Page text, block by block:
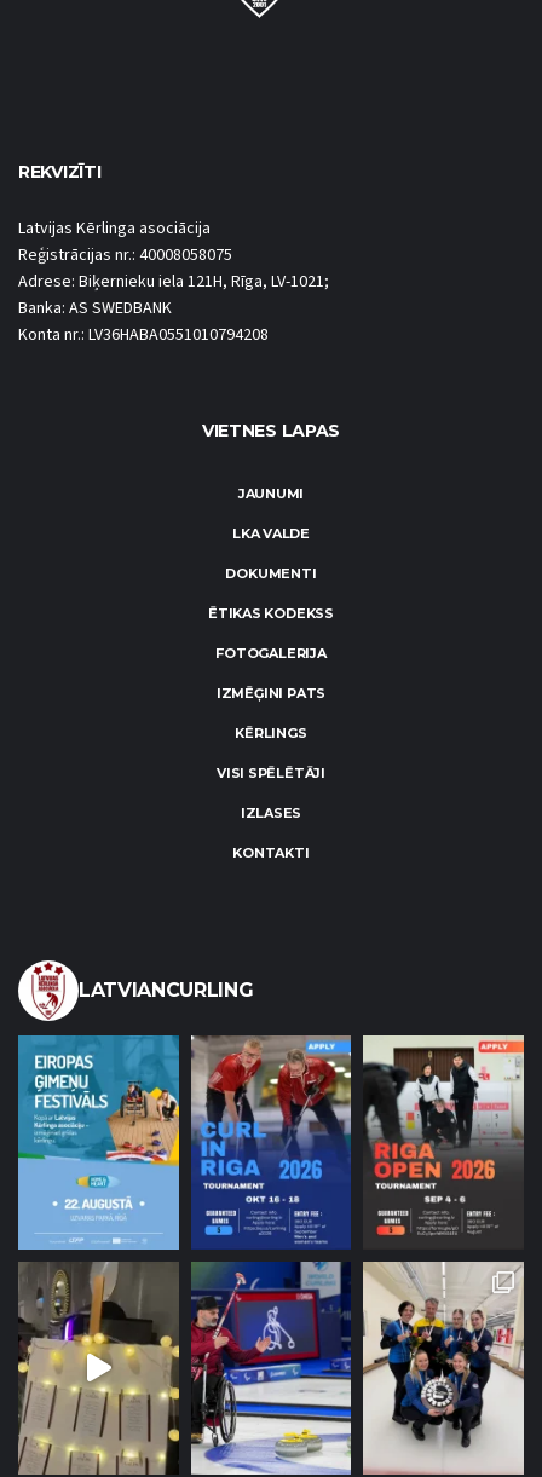
REKVIZĪTI
Latvijas Kērlinga asociācija
Reģistrācijas nr.: 40008058075
Adrese: Biķernieku iela 121H, Rīga, LV-1021;
Banka: AS SWEDBANK
Konta nr.: LV36HABA0551010794208
VIETNES LAPAS
JAUNUMI
LKA VALDE
DOKUMENTI
ĒTIKAS KODEKSS
FOTOGALERIJA
IZMĒĢINI PATS
KĒRLINGS
VISI SPĒLĒTĀJI
IZLASES
KONTAKTI
LATVIANCURLING